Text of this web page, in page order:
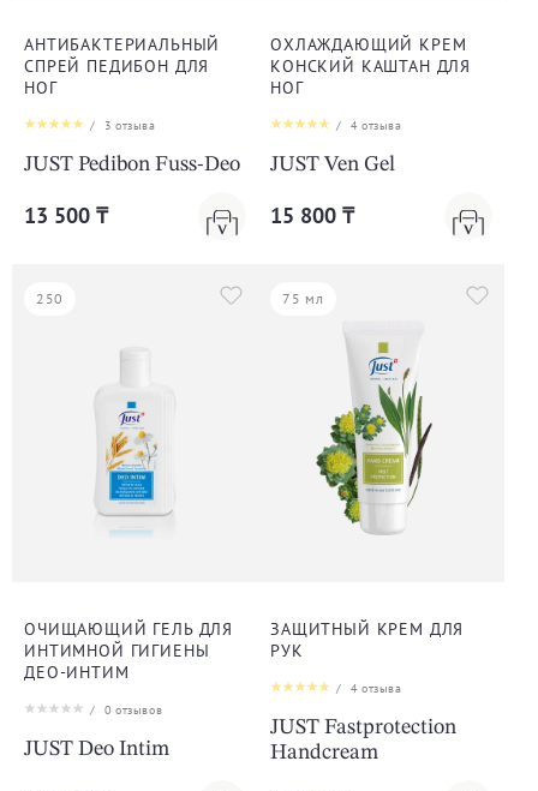
АНТИБАКТЕРИАЛЬНЫЙ
СПРЕЙ ПЕДИБОН ДЛЯ
НОГ
/ 3 отзыва
JUST Pedibon Fuss-Deo
13 500 ₸
ОХЛАЖДАЮЩИЙ КРЕМ
КОНСКИЙ КАШТАН ДЛЯ
НОГ
/ 4отзыва
JUST Ven Gel
15 800 ₸
250
ОЧИЩАЮЩИЙ ГЕЛЬ ДЛЯ
ИНТИМНОЙ ГИГИЕНЫ
ДЕО-ИНТИМ
/ 0 отзывов
JUST Deo Intim
75 мл
ЗАЩИТНЫЙ КРЕМ ДЛЯ
РУК
/ 4отзыва
JUST Fastprotection
Handcream